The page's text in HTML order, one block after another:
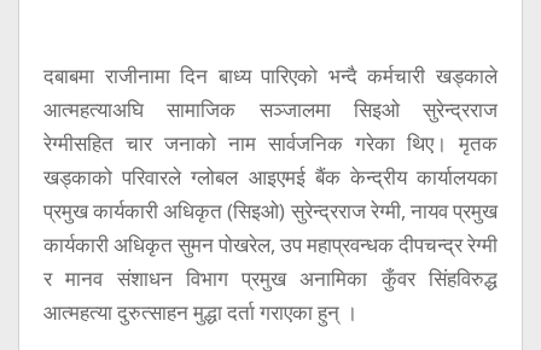
दबाबमा राजीनामा दिन बाध्य पारिएको भन्दै कर्मचारी खड्काले
आत्महत्याअघि सामाजिक सञ्जालमा सिइओ सुरेन्द्रराज
रेग्मीसहित चार जनाको नाम सार्वजनिक गरेका थिए। मृतक
खड्काको परिवारले ग्लोबल आइएमई बैंक केन्द्रीय कार्यालयका
प्रमुख कार्यकारी अधिकृत (सिइओ) सुरेन्द्रराज रेग्मी, नायव प्रमुख
कार्यकारी अधिकृत सुमन पोखरेल, उप महाप्रवन्धक दीपचन्द्र रेग्मी
र मानव संशाधन विभाग प्रमुख अनामिका कुँवर सिंहविरुद्ध
आत्महत्या दुरुत्साहन मुद्धा दर्ता गराएका हुन् ।